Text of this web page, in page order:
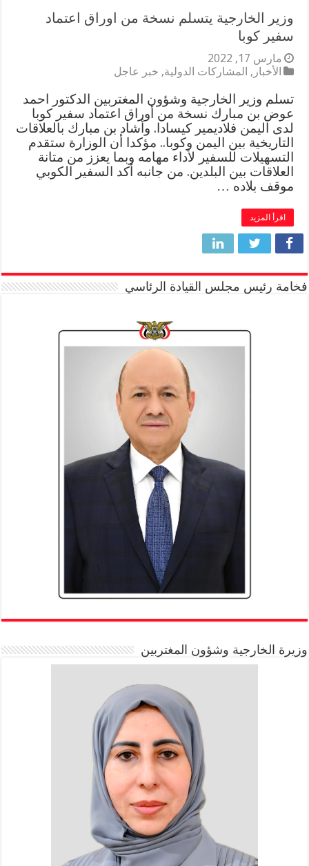
وزير الخارجية يتسلم نسخة من اوراق اعتماد
سفير كوبا
مارس 17, 2022
الأخبار , المشاركات الدولية, خبر عاجل
تسلم وزير الخارجية وشؤون المغتربين الدكتور احمد
عوض بن مبارك نسخة من أوراق اعتماد سفير كوبا
لدى اليمن فلاديمير كيسادا. وأشاد بن مبارك بالعلاقات
التاريخية بين اليمن وكوبا.. مؤكدا أن الوزارة ستقدم
التسهيلات للسفير لأداء مهامه وبما يعزز من متانة
العلاقات بين البلدين. من جانبه أكد السفير الكوبي
موقف بلاده …
اقرأ المزيد
فخامة رئيس مجلس القيادة الرئاسي
وزيرة الخارجية وشؤون المغتربين